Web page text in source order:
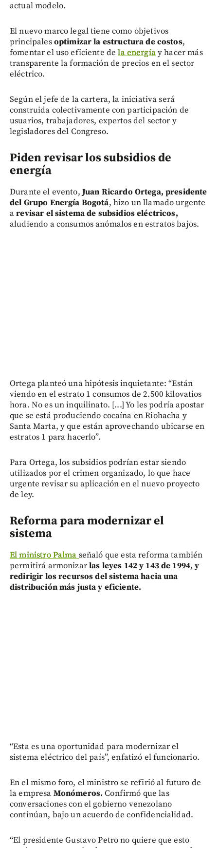
actual modelo.
El nuevo marco legal tiene como objetivos
principalesoptimizar la estructura de costos,
fomentar el uso eficiente dela energíay hacer más
transparente la formación de precios en el sector
eléctrico.
Según el jefe de la cartera, la iniciativa será
construida colectivamente con participación de
usuarios, trabajadores, expertos del sector y
legisladores del Congreso.
Piden revisar los subsidios de
energía
Durante el evento,Juan Ricardo Ortega, presidente
del Grupo Energía Bogotá, hizo un llamado urgente
arevisar el sistema de subsidios eléctricos,
aludiendo a consumos anómalos en estratos bajos.
Ortega planteó una hipótesis inquietante: “Están
viendo en el estrato 1 consumos de 2.500 kilovatios
hora. No es un inquilinato. [...] Yo les podría apostar
que se está produciendo cocaína en Riohacha y
Santa Marta, y que están aprovechando ubicarse en
estratos 1 para hacerlo”.
Para Ortega, los subsidios podrían estar siendo
utilizados por el crimen organizado, lo que hace
urgente revisar su aplicación en el nuevo proyecto
de ley.
Reforma para modernizar el
sistema
El ministro Palma señaló que esta reforma también
permitirá armonizarlas leyes 142 y 143 de 1994, y
redirigir los recursos del sistema hacia una
distribución más justa y eficiente.
“Esta es una oportunidad para modernizar el
sistema eléctrico del país”, enfatizó el funcionario.
En el mismo foro, el ministro se refirió al futuro de
la empresa Monómeros.Confirmó que las
conversaciones con el gobierno venezolano
continúan, bajo un acuerdo de confidencialidad.
“El presidente Gustavo Petro no quiere que esto